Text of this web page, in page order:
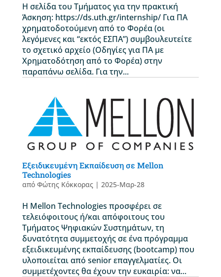
Η σελίδα του Τμήματος για την πρακτική
Άσκηση: https://ds.uth.gr/internship/ Για ΠΑ
χρηματοδοτούμενη από το Φορέα (οι
λεγόμενες και “εκτός ΕΣΠΑ”) συμβουλευτείτε
το σχετικό αρχείο (Οδηγίες για ΠΑ με
Χρηματοδότηση από το Φορέα) στην
παραπάνω σελίδα. Για την...
Εξειδικευμένη Εκπαίδευση σε Mellon
Technologies
από Φώτης Κόκκορας| 2025-Μαρ-28
Η Mellon Technologies προσφέρει σε
τελειόφοιτους ή/και απόφοιτους του
Τμήματος Ψηφιακών Συστημάτων, τη
δυνατότητα συμμετοχής σε ένα πρόγραμμα
εξειδικευμένης εκπαίδευσης (bootcamp) που
υλοποιείται από senior επαγγελματίες. Οι
συμμετέχοντες θα έχουν την ευκαιρία: να...